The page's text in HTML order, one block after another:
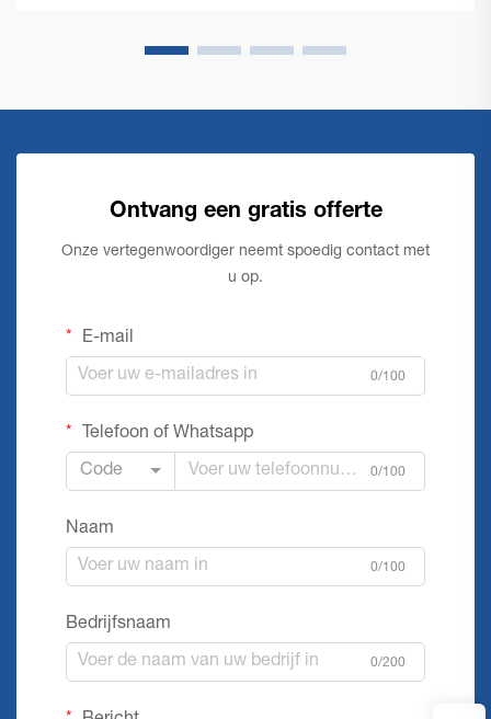
Ontvang een gratis offerte
Onze vertegenwoordiger neemt spoedig contact met
u op.
E-mail
0/100
Telefoon of Whatsapp
Code 0/100
Naam
0/100
Bedrijfsnaam
0/200